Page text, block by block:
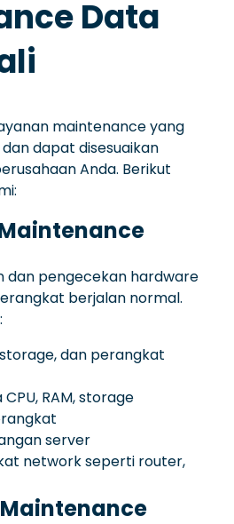
Data
maintenance yang
dapat disesuaikan
Anda. Berikut
dan pengecekan hardware
berjalan normal.
dan perangkat
RAM, storage
server
network seperti router,